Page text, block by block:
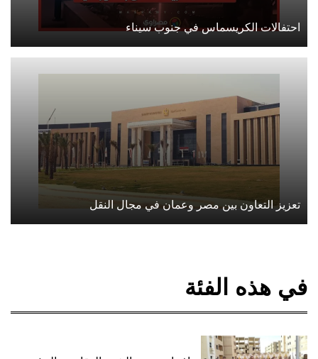
احتفالات الكريسماس في جنوب سيناء
تعزيز التعاون بين مصر وعمان في مجال النقل
في هذه الفئة